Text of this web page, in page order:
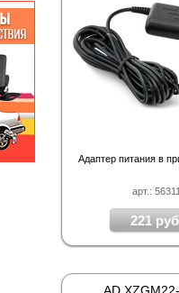
арт.:
Адаптер питания в
221